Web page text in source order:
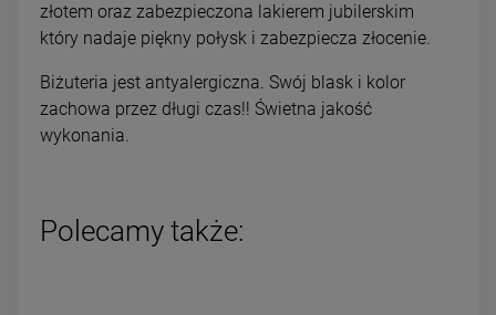
złotem oraz zabezpieczona lakierem jubilerskim
który nadaje piękny połysk i zabezpiecza złocenie.
Biżuteria jest antyalergiczna. Swój blask i kolor
zachowa przez długi czas!! Świetna jakość
wykonania.
Polecamy także: